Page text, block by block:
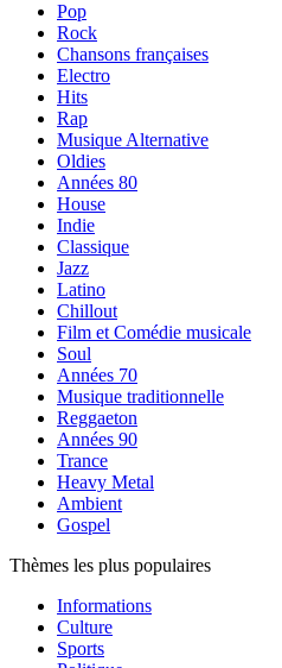
Pop
Rock
Chansons françaises
Electro
Hits
Rap
Musique Alternative
Oldies
Années 80
House
Indie
Classique
Jazz
Latino
Chillout
Film et Comédie musicale
Soul
Années 70
Musique traditionnelle
Reggaeton
Années 90
Trance
Heavy Metal
Ambient
Gospel
Thèmes les plus populaires
Informations
Culture
Sports